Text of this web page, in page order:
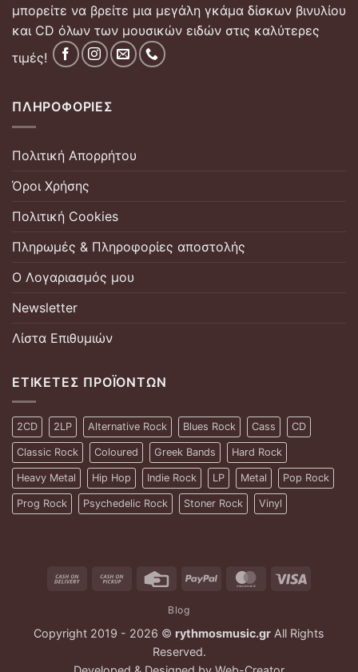
μπορείτε να βρείτε μια μεγάλη γκάμα δίσκων βινυλίου
και CD όλων των μουσικών ειδών στις καλύτερες
τιμές!
ΠΛΗΡΟΦΟΡΊΕΣ
Πολιτική Απορρήτου
Όροι Χρήσης
Πολιτική Cookies
Πληρωμές & Πληροφορίες αποστολής
Ο Λογαριασμός μου
Newsletter
Λίστα Επιθυμιών
ΕΤΙΚΈΤΕΣ ΠΡΟΪΌΝΤΩΝ
2CD 2LP Alternative Rock Blues Rock Cass CD
Classic Rock Coloured Greek Bands Hard Rock
Heavy Metal Hip Hop Indie Rock LP Metal Pop Rock
Prog Rock Psychedelic Rock Stoner Rock Vinyl
Cash
Cash
Credit
PayPal MasterCard
Blog
Copyright 2019 - 2026 © rythmosmusic.gr All Rights
Reserved.